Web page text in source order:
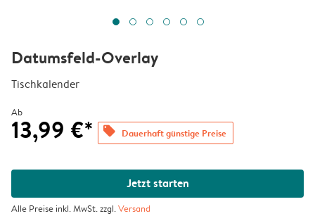
Datumsfeld-Overlay
Tischkalender
Ab
13,99 €* offers Dauerhaft günstige Preise
Jetzt starten
Alle Preise inkl. MwSt. zzgl.Versand